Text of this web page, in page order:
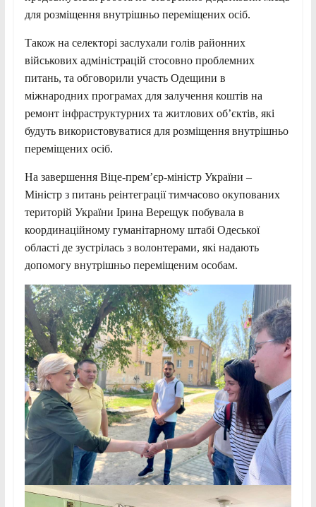
для розміщення внутрішньо переміщених осіб.
Також на селекторі заслухали голів районних
військових адміністрацій стосовно проблемних
питань, та обговорили участь Одещини в
міжнародних програмах для залучення коштів на
ремонт інфраструктурних та житлових об’єктів, які
будуть використовуватися для розміщення внутрішньо
переміщених осіб.
На завершення Віце-прем’єр-міністр України –
Міністр з питань реінтеграції тимчасово окупованих
територій України Ірина Верещук побувала в
координаційному гуманітарному штабі Одеської
області де зустрілась з волонтерами, які надають
допомогу внутрішньо переміщеним особам.